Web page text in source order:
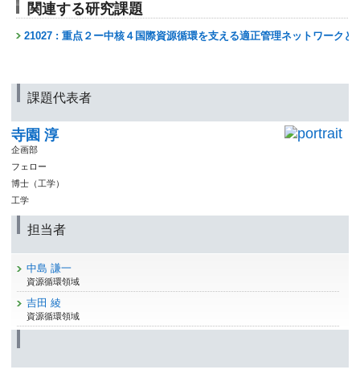
関連する研究課題
21027 : 重点２ー中核４国際資源循環を支える適正管理ネットワークと
課題代表者
寺園 淳
企画部
フェロー
博士（工学）
工学
担当者
中島 謙一
資源循環領域
吉田 綾
資源循環領域